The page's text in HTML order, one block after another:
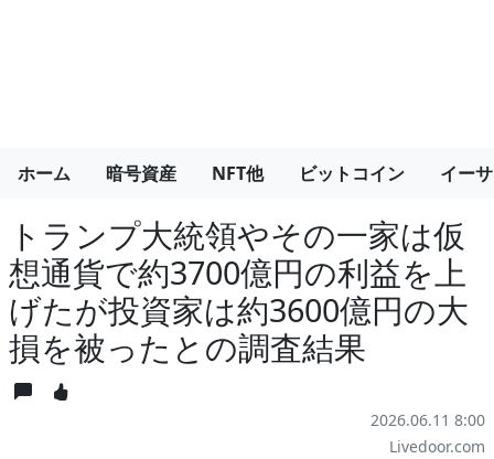
ホーム 暗号資産 NFT他 ビットコイン イー
トランプ大統領やその一家は仮
想通貨で約3700億円の利益を上
げたが投資家は約3600億円の大
損を被ったとの調査結果
2026.06.11 8:00
Livedoor.com